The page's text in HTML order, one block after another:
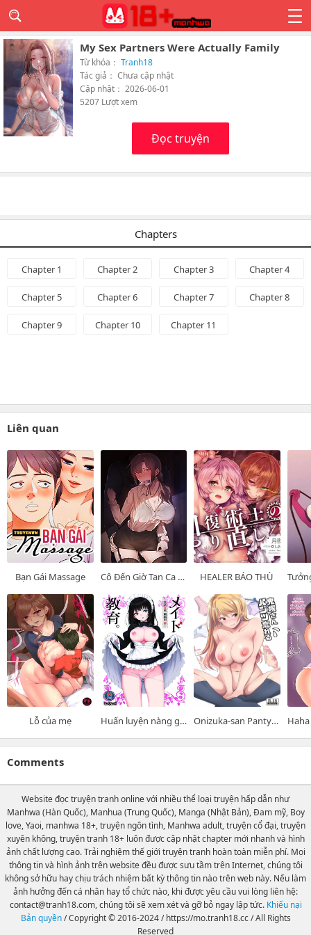
My Sex Partners Were Actually Family
Từ khóa： Tranh18
Tác giả： Chưa cập nhật
Cập nhật： 2026-06-01
5207 Lượt xem
Đọc truyện
Chapters
Chapter 1 Chapter 2 Chapter 3 Chapter 4
Chapter 5 Chapter 6 Chapter 7 Chapter 8
Chapter 9 Chapter 10 Chapter 11
Liên quan
Bạn Gái Massage Cô Đến Giờ Tan Ca Chưa? HEALER BÁO THÙ
Lỗ của mẹ Huấn luyện nàng giúp việc Onizuka-san Panty Wasureru
Comments
Website đọc truyện tranh online với nhiều thể loại truyện hấp dẫn như
Manhwa (Hàn Quốc), Manhua (Trung Quốc), Manga (Nhật Bản), Đam mỹ, Boy
love, Yaoi, manhwa 18+, truyện ngôn tình, Manhwa adult, truyện cổ đại, truyện
xuyên không, truyện tranh 18+ luôn được cập nhật chapter mới nhanh và hình
ảnh chất lượng cao. Trải nghiệm thế giới truyện tranh hoàn toàn miễn phí. Mọi
thông tin và hình ảnh trên website đều được sưu tầm trên Internet, chúng tôi
không sở hữu hay chịu trách nhiệm bất kỳ thông tin nào trên web này. Nếu làm
ảnh hưởng đến cá nhân hay tổ chức nào, khi được yêu cầu vui lòng liên hệ:
contact@tranh18.com, chúng tôi sẽ xem xét và gỡ bỏ ngay lập tức. Khiếu nại
Bản quyền /Copyright © 2016-2024/https://mo.tranh18.cc/All Rights
Reserved